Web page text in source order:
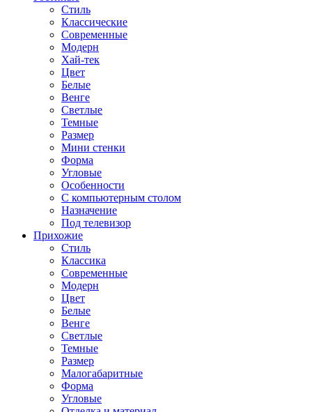
Стиль
Классические
Современные
Модерн
Хай-тек
Цвет
Белые
Венге
Светлые
Темные
Размер
Мини стенки
Форма
Угловые
Особенности
С компьютерным столом
Назначение
Под телевизор
Прихожие
Стиль
Классика
Современные
Модерн
Цвет
Белые
Венге
Светлые
Темные
Размер
Малогабаритные
Форма
Угловые